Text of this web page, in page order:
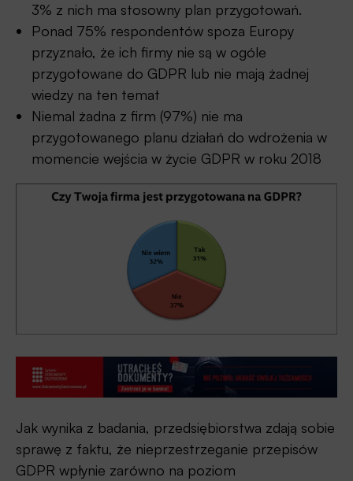
3% z nich ma stosowny plan przygotowań.
Ponad 75% respondentów spoza Europy
przyznało, że ich firmy nie są w ogóle
przygotowane do GDPR lub nie mają żadnej
wiedzy na ten temat
Niemal żadna z firm (97%) nie ma
przygotowanego planu działań do wdrożenia w
momencie wejścia w życie GDPR w roku 2018
Jak wynika z badania, przedsiębiorstwa zdają sobie
sprawę z faktu, że nieprzestrzeganie przepisów
GDPR wpłynie zarówno na poziom